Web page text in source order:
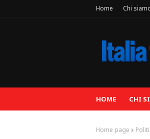
Home Chi
HOME CHI
Home page